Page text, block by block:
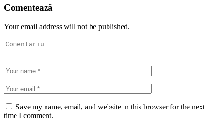
Comentează
Your email address will not be published.
Save my name, email, and website in this browser for the next
time I comment.